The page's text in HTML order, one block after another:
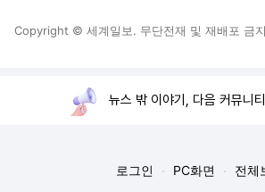
Copyright © 세계일보. 무단전재 및 재배포 금
뉴스 밖 이야기, 다음 커뮤니
로그인 PC화면 전체